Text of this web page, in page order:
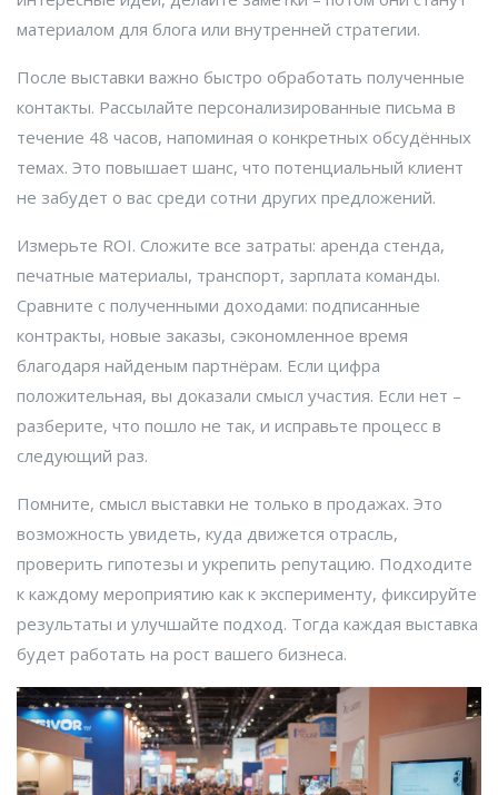
материалом для блога или внутренней стратегии.
После выставки важно быстро обработать полученные
контакты. Рассылайте персонализированные письма в
течение 48 часов, напоминая о конкретных обсудённых
темах. Это повышает шанс, что потенциальный клиент
не забудет о вас среди сотни других предложений.
Измерьте ROI. Сложите все затраты: аренда стенда,
печатные материалы, транспорт, зарплата команды.
Сравните с полученными доходами: подписанные
контракты, новые заказы, сэкономленное время
благодаря найденым партнёрам. Если цифра
положительная, вы доказали смысл участия. Если нет –
разберите, что пошло не так, и исправьте процесс в
следующий раз.
Помните, смысл выставки не только в продажах. Это
возможность увидеть, куда движется отрасль,
проверить гипотезы и укрепить репутацию. Подходите
к каждому мероприятию как к эксперименту, фиксируйте
результаты и улучшайте подход. Тогда каждая выставка
будет работать на рост вашего бизнеса.